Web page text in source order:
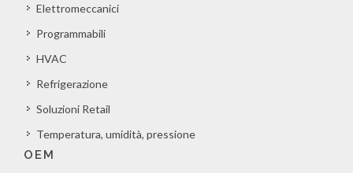
Elettromeccanici
Programmabili
HVAC
Refrigerazione
Soluzioni Retail
Temperatura, umidità, pressione
OEM